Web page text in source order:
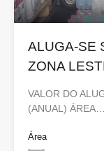
ALUGA-SE
ZONA
VALOR DO
(ANUAL) ÁREA…
Área